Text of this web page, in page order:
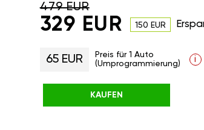
479 EUR
329 EUR 150 EUR
65 EUR
Preis für 1 Auto
(Umprogrammierung)
i
KAUFEN